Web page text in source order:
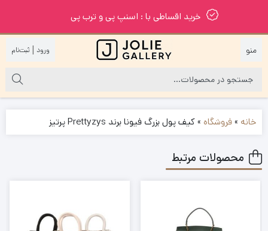
خرید اقساطی با : اسنپ پی و ترب پی
|
خانه »فروشگاه »کیف پول بزرگ فیونا برند Prettyzys پرتیز
محصولات مرتبط